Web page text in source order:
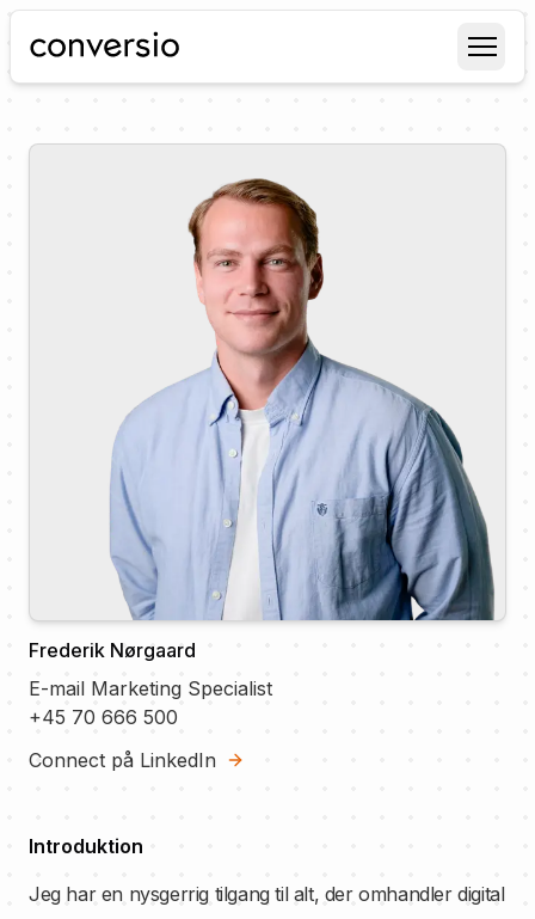
Conversio
Frederik Nørgaard
E-mail Marketing Specialist
+45 70 666 500
Connect på LinkedIn
Introduktion
Jeg har en nysgerrig tilgang til alt, der omhandler digital